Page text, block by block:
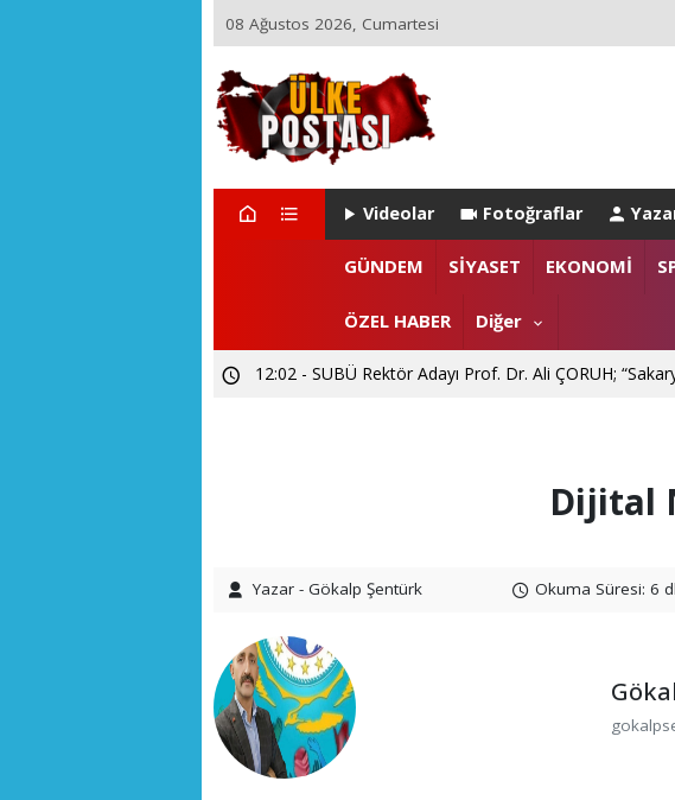
08 Ağustos 2026, Cumartesi
Videolar Fotoğraflar
GÜNDEM SİYASET EKONOMİ
ÖZEL HABER Diğer
22:29 - ZEYNEP ARI TETİK İSTANBUL EMNİYET
12:02 - SUBÜ Rektör Adayı Prof. Dr. Ali ÇORUH;
Dijital
Yazar - Gökalp Şentürk Okuma Süresi: 6